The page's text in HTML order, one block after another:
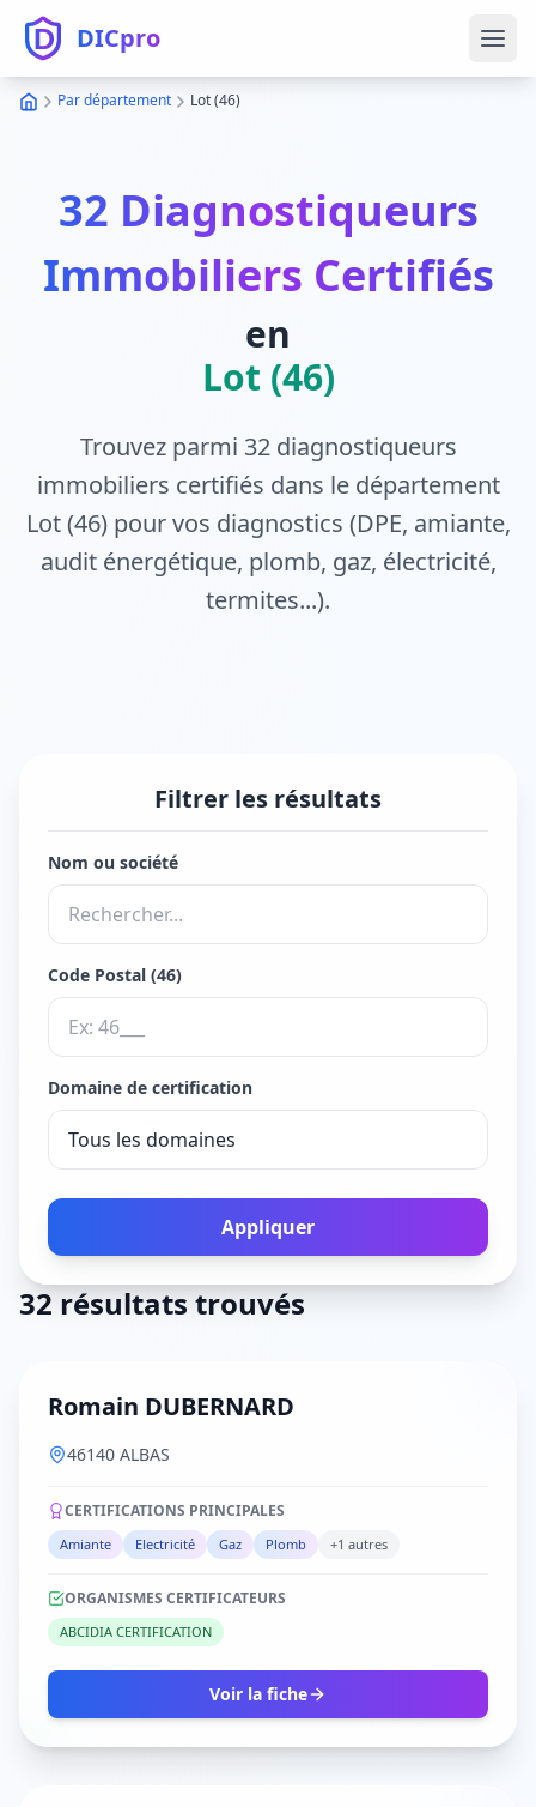
DICpro
Par département Lot (46)
32 Diagnostiqueurs
Immobiliers Certifiés
en
Lot (46)
Trouvez parmi 32 diagnostiqueurs
immobiliers certifiés dans le département
Lot (46) pour vos diagnostics (DPE, amiante,
audit énergétique, plomb, gaz, électricité,
termites...).
Filtrer les résultats
Nom ou société
Code Postal (46)
Domaine de certification
Appliquer
32 résultats trouvés
Romain DUBERNARD
46140 ALBAS
CERTIFICATIONS PRINCIPALES
Amiante Electricité Gaz Plomb +1 autres
ORGANISMES CERTIFICATEURS
ABCIDIA CERTIFICATION
Voir la fiche